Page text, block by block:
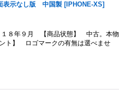
表示なし版 中国製 [IPHONE-XS]
８年９月 【商品状態】 中古。本物
ト】 ロゴマークの有無は選べませ